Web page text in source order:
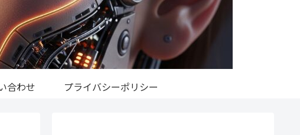
合わせ プライバシーポリシー